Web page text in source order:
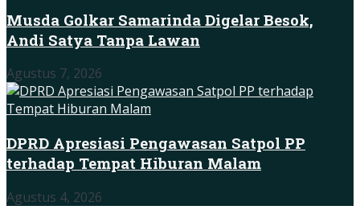
Musda Golkar Samarinda Digelar Besok,
Andi Satya Tanpa Lawan
Agustus 7, 2026
DPRD Apresiasi Pengawasan Satpol PP
terhadap Tempat Hiburan Malam
Agustus 4, 2026